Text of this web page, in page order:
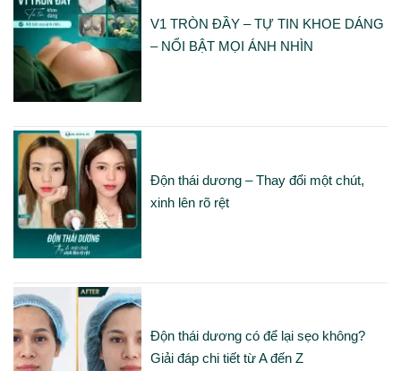
V1 TRÒN ĐẦY – TỰ TIN KHOE DÁNG
– NỔI BẬT MỌI ÁNH NHÌN
Độn thái dương – Thay đổi một chút,
xinh lên rõ rệt
Độn thái dương có để lại sẹo không?
Giải đáp chi tiết từ A đến Z